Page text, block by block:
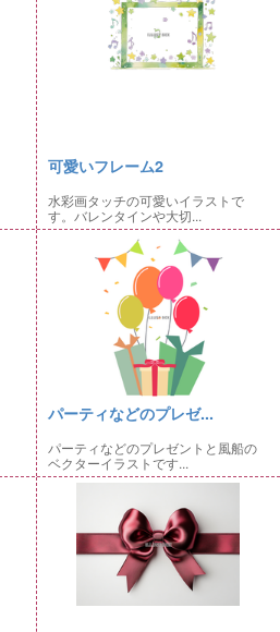
可愛いフレーム2
水彩画タッチの可愛いイラストで
す。バレンタインや大切...
パーティなどのプレゼ...
パーティなどのプレゼントと風船の
ベクターイラストです...